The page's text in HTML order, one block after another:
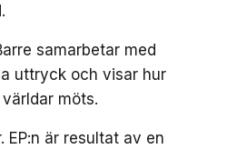
samarbetar med
uttryck och visar hur
möts.
EP:n är resultat av en